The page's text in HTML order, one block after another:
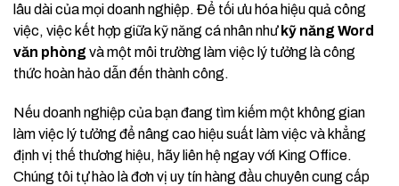
lâu dài của mọi doanh nghiệp. Để tối ưu hóa hiệu quả công
việc, việc kết hợp giữa kỹ năng cá nhân như kỹ năng Word
văn phòngvà một môi trường làm việc lý tưởng là công
thức hoàn hảo dẫn đến thành công.
Nếu doanh nghiệp của bạn đang tìm kiếm một không gian
làm việc lý tưởng để nâng cao hiệu suất làm việc và khẳng
định vị thế thương hiệu, hãy liên hệ ngay với King Office.
Chúng tôi tự hào là đơn vị uy tín hàng đầu chuyên cung cấp